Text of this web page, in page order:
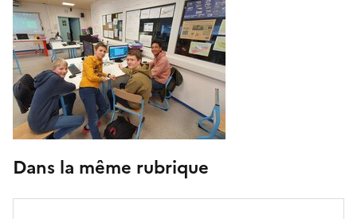
Dans la même rubrique